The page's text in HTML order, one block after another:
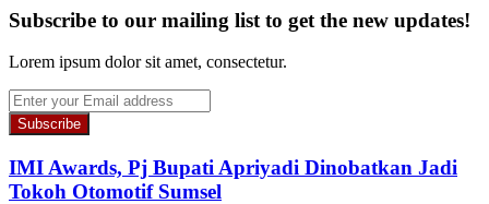
Subscribe to our mailing list to get the new updates!
Lorem ipsum dolor sit amet, consectetur.
Enter
your
Email
address
IMI Awards, Pj Bupati Apriyadi Dinobatkan Jadi
Tokoh Otomotif Sumsel